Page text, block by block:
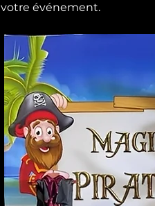
votre événement.